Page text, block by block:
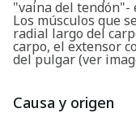
"vaina del tendón"-
Los músculos que
radial largo del
carpo, el extensor
del pulgar (ver
Causa y origen